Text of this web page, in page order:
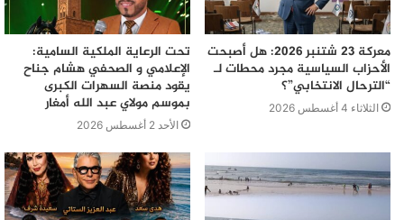
معركة 23 شتنبر 2026: هل أصبحت
الأحزاب السياسية مجرد محطات لـ
“الترحال الانتخابي”؟
الثلاثاء 4 أغسطس 2026
تحت الرعاية الملكية السامية:
الإعلامي و الصحفي هشام جناح
يقود منصة السهرات الكبرى
بموسم مولاي عبد الله أمغار
الأحد 2 أغسطس 2026